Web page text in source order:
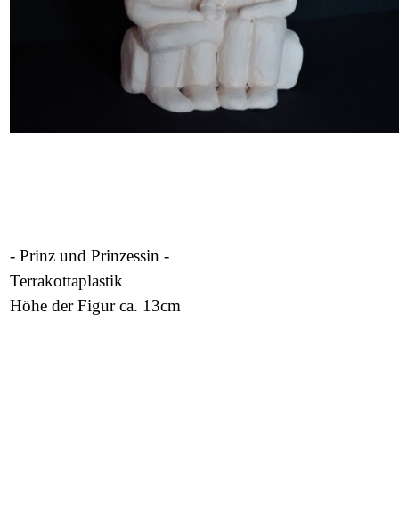
- Prinz und Prinzessin -
Terrakottaplastik
Höhe der Figur ca. 13cm